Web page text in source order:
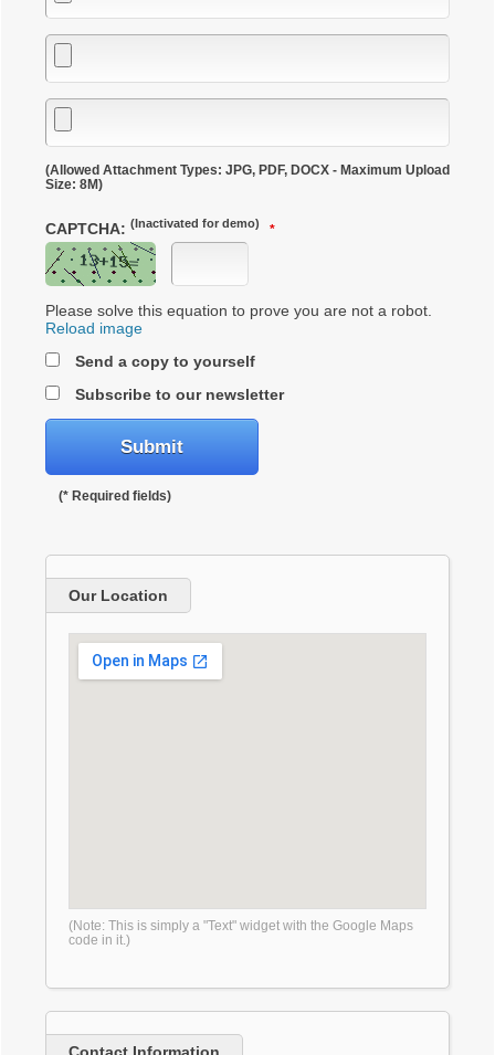
(Allowed Attachment Types: JPG, PDF, DOCX - Maximum Upload
Size: 8M)
CAPTCHA: (Inactivated for demo)
Please solve this equation to prove you are not a robot.
Reload image
Send a copy to yourself
Subscribe to our newsletter
(* Required fields)
Our Location
(Note: This is simply a "Text" widget with the Google Maps
code in it.)